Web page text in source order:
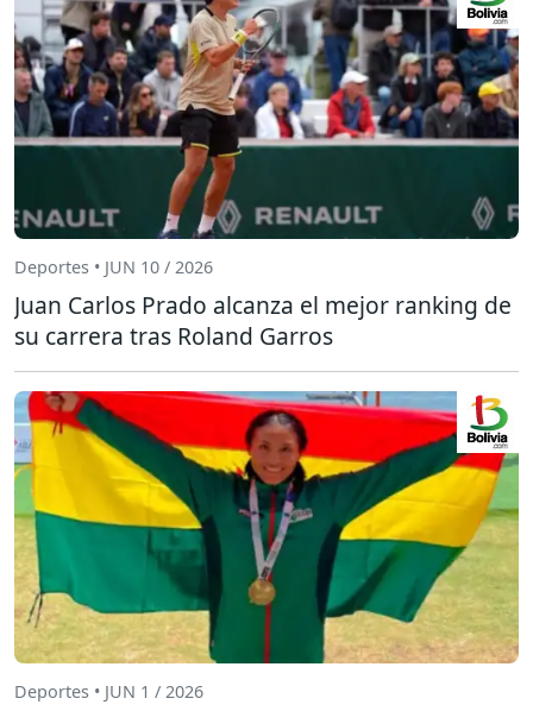
Deportes • JUN 10 / 2026
Juan Carlos Prado alcanza el mejor ranking de
su carrera tras Roland Garros
Deportes • JUN 1 / 2026